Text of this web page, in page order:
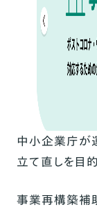
中小企業庁が
立て直しを目
事業再構築補